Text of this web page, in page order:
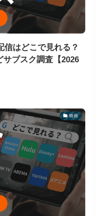
信はどこで見れる？
ブスク調査【2026
映画